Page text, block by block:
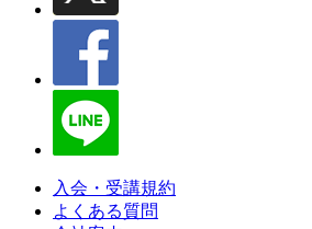
入会・受講規約
よくある質問